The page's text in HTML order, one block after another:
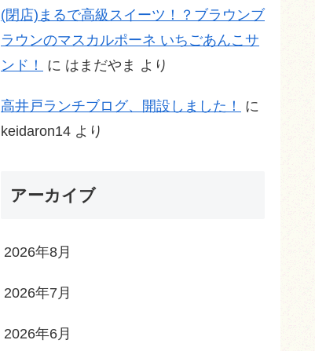
(閉店)まるで高級スイーツ！？ブラウンブ
ラウンのマスカルポーネ いちごあんこサ
ンド！
に はまだやま より
高井戸ランチブログ、開設しました！
に
keidaron14 より
アーカイブ
2026年8月
2026年7月
2026年6月